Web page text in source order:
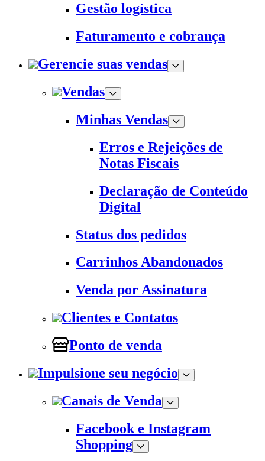
Gestão logística
Faturamento e cobrança
Gerencie suas vendas
Vendas
Minhas Vendas
Erros e Rejeições de
Notas Fiscais
Declaração de Conteúdo
Digital
Status dos pedidos
Carrinhos Abandonados
Venda por Assinatura
Clientes e Contatos
Ponto de venda
Impulsione seu negócio
Canais de Venda
Facebook e Instagram
Shopping